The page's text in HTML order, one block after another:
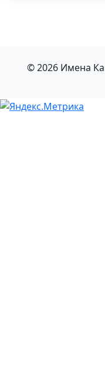
© 2026 Имена